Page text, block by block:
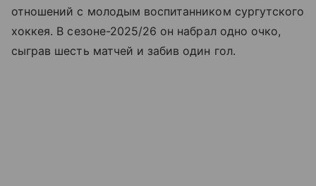
отношений с молодым воспитанником сургутского
хоккея. В сезоне-2025/26 он набрал одно очко,
сыграв шесть матчей и забив один гол.